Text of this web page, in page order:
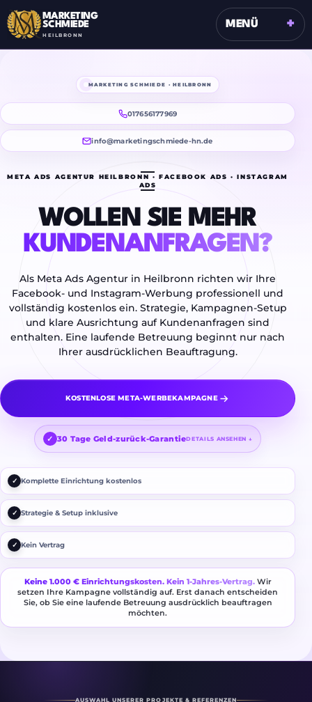
MARKETING
SCHMIEDE
HEILBRONN
MENÜ +
MARKETING SCHMIEDE · HEILBRONN
017656177969
info@marketingschmiede-hn.de
META ADS AGENTUR HEILBRONN · FACEBOOK ADS · INSTAGRAM
ADS
WOLLEN SIE MEHR
KUNDENANFRAGEN?
Als Meta Ads Agentur in Heilbronn richten wir Ihre
Facebook- und Instagram-Werbung professionell und
vollständig kostenlos ein. Strategie, Kampagnen-Setup
und klare Ausrichtung auf Kundenanfragen sind
enthalten. Eine laufende Betreuung beginnt nur nach
Ihrer ausdrücklichen Beauftragung.
KOSTENLOSE META-WERBEKAMPAGNE
30 Tage Geld-zurück-GarantieDETAILS ANSEHEN ↓
✓ Komplette Einrichtung kostenlos
✓ Strategie & Setup inklusive
✓ Kein Vertrag
Keine 1.000 € Einrichtungskosten. Kein 1-Jahres-Vertrag.Wir
setzen Ihre Kampagne vollständig auf. Erst danach entscheiden
Sie, ob Sie eine laufende Betreuung ausdrücklich beauftragen
möchten.
AUSWAHL UNSERER PROJEKTE & REFERENZEN